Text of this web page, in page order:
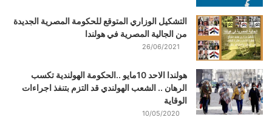
التشكيل الوزاري المتوقع للحكومة المصرية الجديدة
من الجالية المصرية في هولندا
26/06/2021
هولندا الاحد 10مايو ..الحكومة الهولندية تكسب
الرهان .. الشعب الهولندي قد التزم بتنفذ اجراءات
الوقاية
10/05/2020